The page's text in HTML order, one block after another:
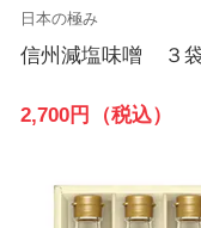
日本の極み
信州減塩味噌 ３
2,700円（税込）